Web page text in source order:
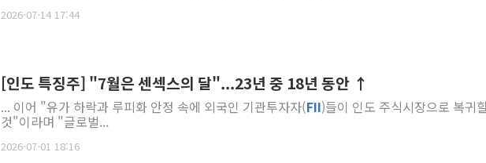
2026-07-14 17:44
[인도 특징주] "7월은 센섹스의 달"...23년 중 18년 동안 ↑
... 이어 "유가 하락과 루피화 안정 속에 외국인 기관투자자(FII)들이 인도 주식시장으로 복귀
것"이라며 "글로벌...
2026-07-01 18:16